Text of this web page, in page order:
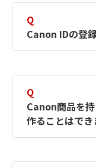
択したサ
簡単に作成
Canon IDの
Q
Canon IDの登
Q
Canon商品を
作ることはでき